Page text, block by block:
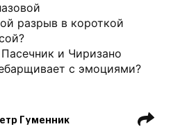
разрыв в короткой
и Чиризано
с эмоциями?
Гуменник